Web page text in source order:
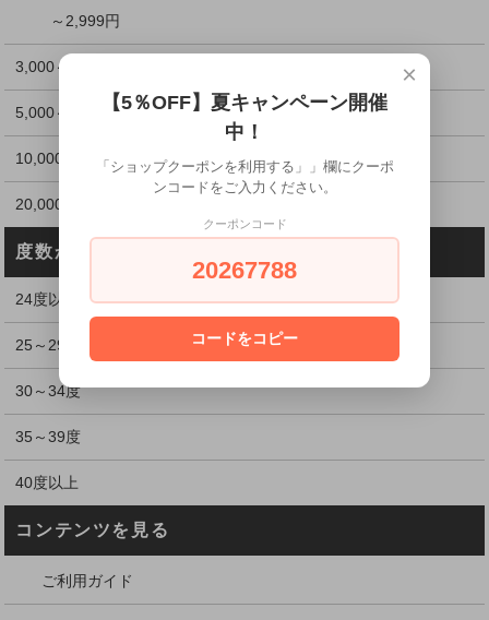
～2,999円
3,000～4,999円
5,000～9,999円
10,000～19,999円
20,000円以上
度数から探す
24度以下
25～29度
30～34度
35～39度
40度以上
コンテンツを見る
ご利用ガイド
×
【5％OFF】夏キャンペーン開催
中！
「ショップクーポンを利用する」」欄にクーポ
ンコードをご入力ください。
クーポンコード
20267788
コードをコピー